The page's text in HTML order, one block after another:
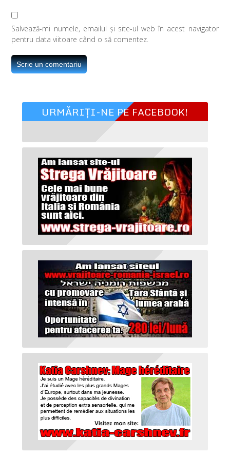
Salvează-mi numele, emailul și site-ul web în acest navigator
pentru data viitoare când o să comentez.
URMĂRIȚI-NE PE FACEBOOK!